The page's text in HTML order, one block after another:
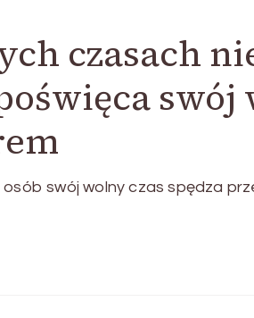
czasach
swój
swój wolny czas spędza